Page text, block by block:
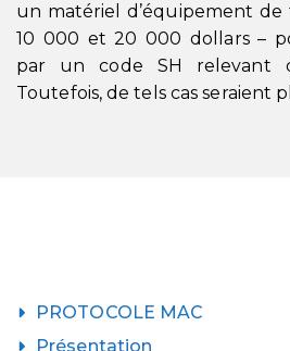
un matériel d’équipement
10 000 et 20 000 dollars –
par un code SH relevant
Toutefois, de tels cas seraient
PROTOCOLE MAC
Présentation